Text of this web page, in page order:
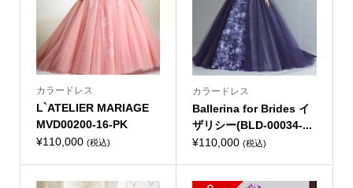
カラードレス
L`ATELIER MARIAGE
MVD00200-16-PK
¥110,000 (税込)
カラードレス
Ballerina for Brides イ
ザリシー(BLD-00034-...
¥110,000 (税込)